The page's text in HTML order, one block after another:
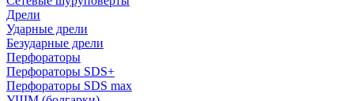
Дрели
Ударные дрели
Безударные дрели
Перфораторы
Перфораторы SDS+
Перфораторы SDS max